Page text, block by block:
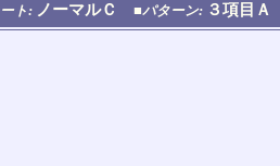
ト: ノーマルＣ ■パターン: ３項目